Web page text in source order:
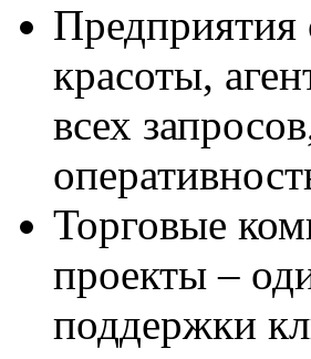
Предприятия
красоты,
всех
Торговые
проекты –
поддержки